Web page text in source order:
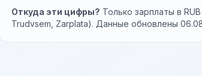
Откуда эти цифры? Только зарплаты в
Trudvsem, Zarplata). Данные обновлены